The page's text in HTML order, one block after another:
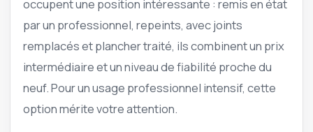
occupent une position intéressante : remis en état
par un professionnel, repeints, avec joints
remplacés et plancher traité, ils combinent un prix
intermédiaire et un niveau de fiabilité proche du
neuf. Pour un usage professionnel intensif, cette
option mérite votre attention.